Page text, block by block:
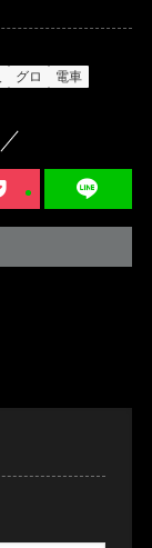
グロ 電車